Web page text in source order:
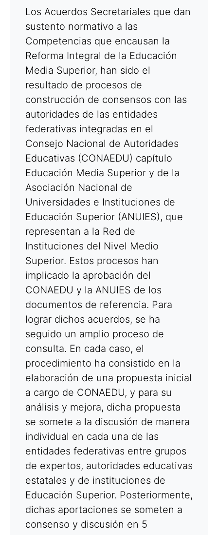
Los Acuerdos Secretariales que dan
sustento normativo a las
Competencias que encausan la
Reforma Integral de la Educación
Media Superior, han sido el
resultado de procesos de
construcción de consensos con las
autoridades de las entidades
federativas integradas en el
Consejo Nacional de Autoridades
Educativas (CONAEDU) capítulo
Educación Media Superior y de la
Asociación Nacional de
Universidades e Instituciones de
Educación Superior (ANUIES), que
representan a la Red de
Instituciones del Nivel Medio
Superior. Estos procesos han
implicado la aprobación del
CONAEDU y la ANUIES de los
documentos de referencia. Para
lograr dichos acuerdos, se ha
seguido un amplio proceso de
consulta. En cada caso, el
procedimiento ha consistido en la
elaboración de una propuesta inicial
a cargo de CONAEDU, y para su
análisis y mejora, dicha propuesta
se somete a la discusión de manera
individual en cada una de las
entidades federativas entre grupos
de expertos, autoridades educativas
estatales y de instituciones de
Educación Superior. Posteriormente,
dichas aportaciones se someten a
consenso y discusión en 5